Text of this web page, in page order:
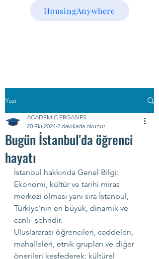
HousingAnywhere
Yazı
Bugün İstanbul'da öğrenci
hayatı
ACADEMIC ERGASIES
20 Eki 2024 2 dakikada okunur
İstanbul hakkında Genel Bilgi:
Ekonomi, kültür ve tarihi miras
merkezi olması yanı sıra İstanbul,
Türkiye’nin en büyük, dinamik ve
canlı -şehridir.
Uluslararası öğrencileri, caddeleri,
mahalleleri, etnik grupları ve diğer
önerileri keşfederek; kültürel